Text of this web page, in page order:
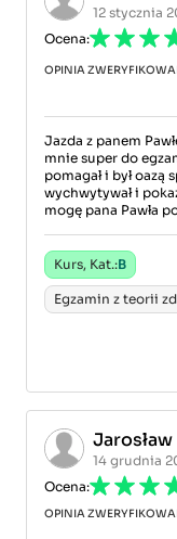
12 stycznia
Ocena:
OPINIA
Jazda z panem
mnie super do
pomagał i był oazą
wychwytywał i
mogę pana Pawła
Kurs, Kat.:B
Egzamin z teorii
14 grudnia
Ocena:
OPINIA